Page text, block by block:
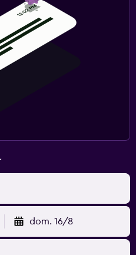
dom. 16/8